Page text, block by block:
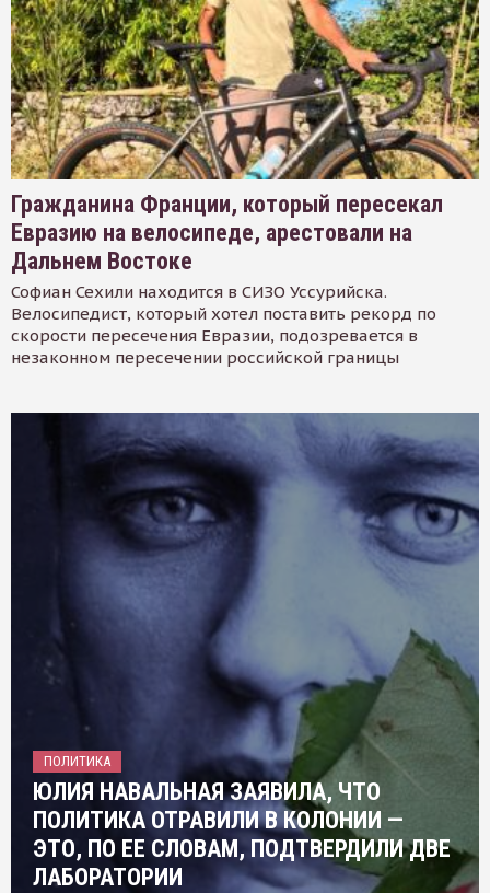
Гражданина Франции, который пересекал
Евразию на велосипеде, арестовали на
Дальнем Востоке
Софиан Сехили находится в СИЗО Уссурийска.
Велосипедист, который хотел поставить рекорд по
скорости пересечения Евразии, подозревается в
незаконном пересечении российской границы
ПОЛИТИКА
ЮЛИЯ НАВАЛЬНАЯ ЗАЯВИЛА, ЧТО
ПОЛИТИКА ОТРАВИЛИ В КОЛОНИИ —
ЭТО, ПО ЕЕ СЛОВАМ, ПОДТВЕРДИЛИ ДВЕ
ЛАБОРАТОРИИ